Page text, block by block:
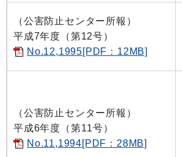
（公害防止センター所報）
平成7年度（第12号）
No.12,1995[PDF：12MB]
（公害防止センター所報）
平成6年度（第11号）
No.11,1994[PDF：28MB]